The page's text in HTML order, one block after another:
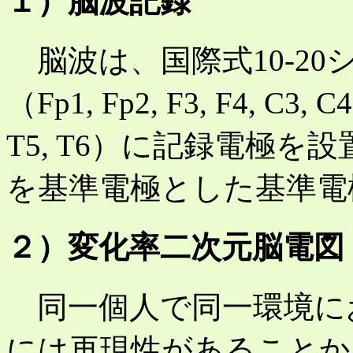
脳波は、国際式10-20
（Fp1, Fp2, F3, F4, C3,
T5, T6）に記録電極を
を基準電極とした基準
２）変化率二次元脳電
同一個人で同一環境